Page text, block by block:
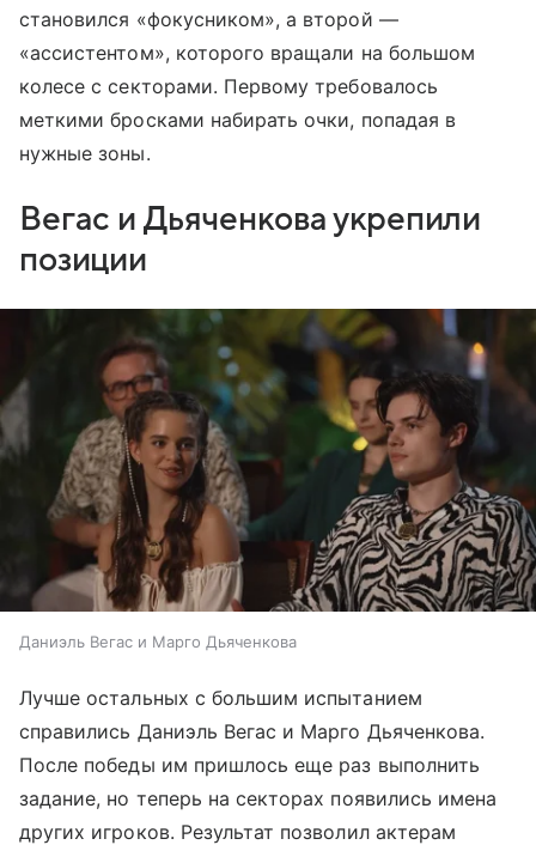
становился «фокусником», а второй —
«ассистентом», которого вращали на большом
колесе с секторами. Первому требовалось
меткими бросками набирать очки, попадая в
нужные зоны.
Вегас и Дьяченкова укрепили
позиции
Даниэль Вегас и Марго Дьяченкова
Лучше остальных с большим испытанием
справились Даниэль Вегас и Марго Дьяченкова.
После победы им пришлось еще раз выполнить
задание, но теперь на секторах появились имена
других игроков. Результат позволил актерам